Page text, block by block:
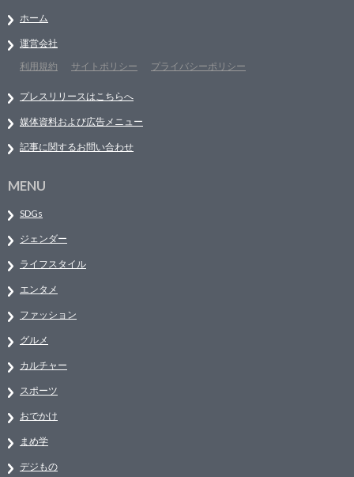
ホーム
運営会社
利用規約
サイトポリシー プライバシーポリシー
プレスリリースはこちらへ
媒体資料および広告メニュー
記事に関するお問い合わせ
MENU
SDGs
ジェンダー
ライフスタイル
エンタメ
ファッション
グルメ
カルチャー
スポーツ
おでかけ
まめ学
デジもの